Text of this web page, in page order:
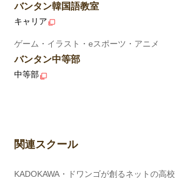
バンタン韓国語教室
キャリア
ゲーム・イラスト・eスポーツ・アニメ
バンタン中等部
中等部
関連スクール
KADOKAWA・ドワンゴが創るネットの高校